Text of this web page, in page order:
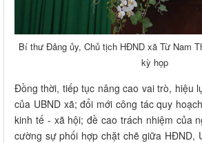
Bí thư Đảng ủy, Chủ tịch HĐND xã Từ Nam
kỳ họp
Đồng thời, tiếp tục nâng cao vai trò, hiệu
của UBND xã; đổi mới công tác quy
kinh tế - xã hội; đề cao trách nhiệm của
cường sự phối hợp chặt chẽ giữa HĐND,